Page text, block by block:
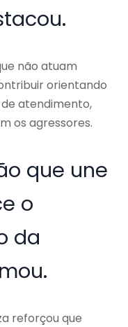
não atuam
orientando
atendimento,
os agressores.
que une
o
da
reforçou que